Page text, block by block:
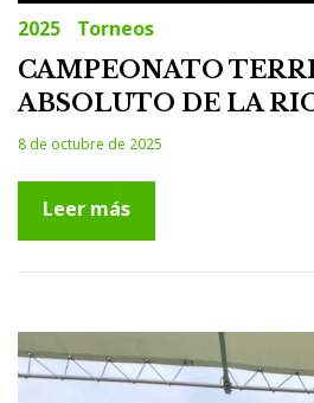
2025 Torneos
CAMPEONATO
ABSOLUTO DE LA
8 de octubre de 2025
Leer más